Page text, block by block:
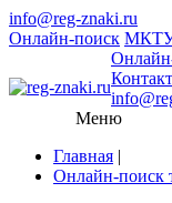
info@reg-znaki.ru
Онлайн-поиск
Меню
Главная |
Онлайн-поиск